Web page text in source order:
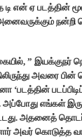
என் ஏ படத்தின்
நன்றி
”
அவரை
‘படத்தின்
அப்போது எங்கள்
அதனைத்
அவர் கொடுத்த